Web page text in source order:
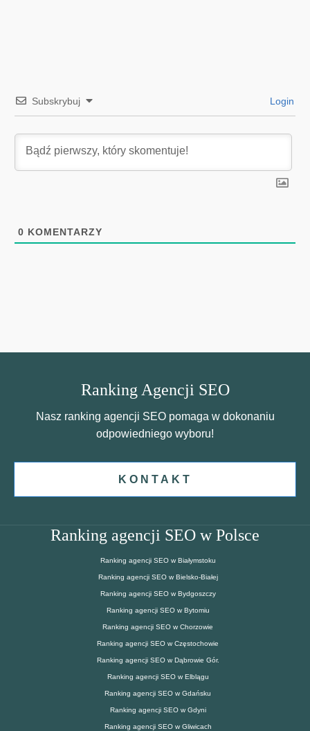
Subskrybuj Login
0 KOMENTARZY
Ranking Agencji SEO
Nasz ranking agencji SEO pomaga w dokonaniu
odpowiedniego wyboru!
KONTAKT
Ranking agencji SEO w Polsce
Ranking agencji SEO w Białymstoku
Ranking agencji SEO w Bielsko-Białej
Ranking agencji SEO w Bydgoszczy
Ranking agencji SEO w Bytomiu
Ranking agencji SEO w Chorzowie
Ranking agencji SEO w Częstochowie
Ranking agencji SEO w Dąbrowie Gór.
Ranking agencji SEO w Elblągu
Ranking agencji SEO w Gdańsku
Ranking agencji SEO w Gdyni
Ranking agencji SEO w Gliwicach